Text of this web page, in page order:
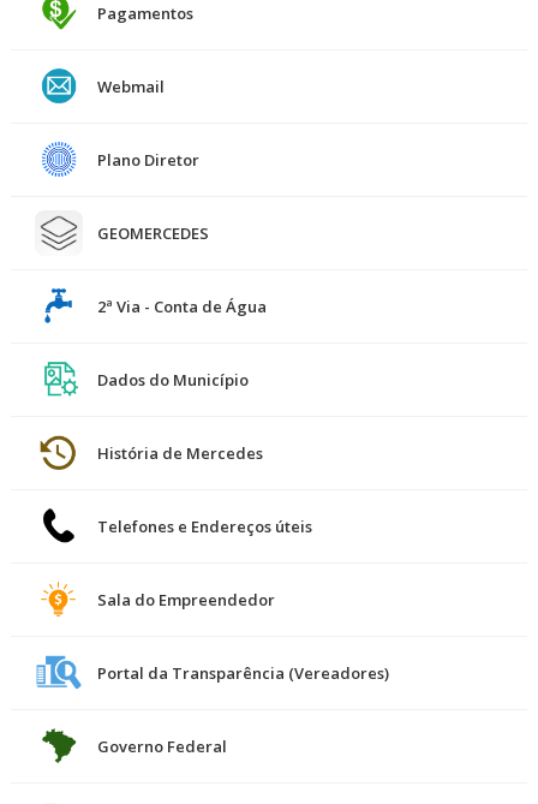
Pagamentos
Webmail
Plano Diretor
GEOMERCEDES
2ª Via - Conta de Água
Dados do Município
História de Mercedes
Telefones e Endereços úteis
Sala do Empreendedor
Portal da Transparência (Vereadores)
Governo Federal